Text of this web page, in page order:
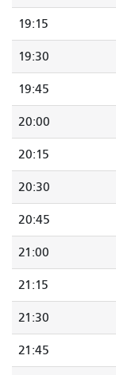
19:15
19:30
19:45
20:00
20:15
20:30
20:45
21:00
21:15
21:30
21:45